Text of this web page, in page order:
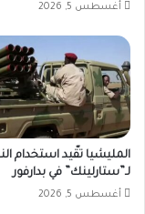
أغسطس 5, 2026
المليشيا تقّيد استخدام
لـ”ستارلينك” في بدارفور
أغسطس 5, 2026